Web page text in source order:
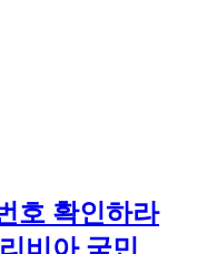
호 확인하라